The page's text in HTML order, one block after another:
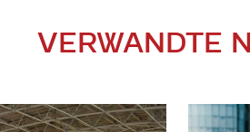
VERWANDTE